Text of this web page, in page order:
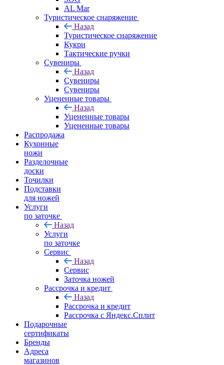
AL Mar
Туристическое снаряжение
Назад
Туристическое снаряжение
Кукри
Тактические ручки
Сувениры
Назад
Сувениры
Сувениры
Уцененные товары
Назад
Уцененные товары
Уцененные товары
Распродажа
Кухонные
ножи
Разделочные
доски
Точилки
Подставки
для ножей
Услуги
по заточке
Назад
Услуги
по заточке
Сервис
Назад
Сервис
Заточка ножей
Рассрочка и кредит
Назад
Рассрочка и кредит
Рассрочка с Яндекс.Сплит
Подарочные
сертификаты
Бренды
Адреса
магазинов